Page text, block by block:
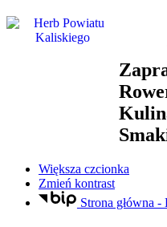
Większa czcionka
Zmień kontrast
Strona główna